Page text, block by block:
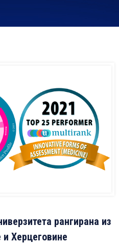
рангирана из
и Херцеговине